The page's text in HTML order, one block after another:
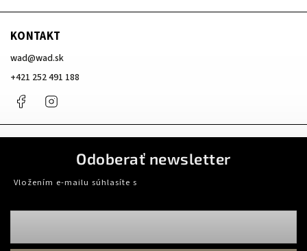
KONTAKT
wad@wad.sk
+421 252 491 188
Facebook
Odoberať newsletter
Vložením e-mailu súhlasíte s